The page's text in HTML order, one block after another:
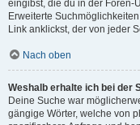
eingibst, die du in der Foren-
Erweiterte
Link anklickst, der von jeder
Nach oben
Weshalb erhalte ich bei der
Deine Suche war
gängige Wörter, welche von